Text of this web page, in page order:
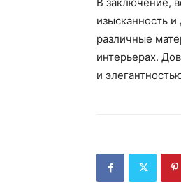
изысканность
различные
интерьерах.
и